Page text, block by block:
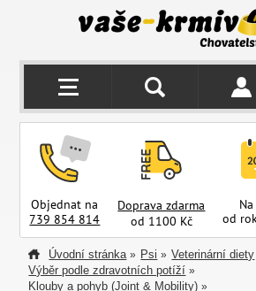
Objednat na
739 854 814
Doprava zdarma
od 1100 Kč
od
Úvodní stránka » Psi » Veterinární diety
Výběr podle zdravotních potíží »
Klouby a pohyb (Joint & Mobility) »